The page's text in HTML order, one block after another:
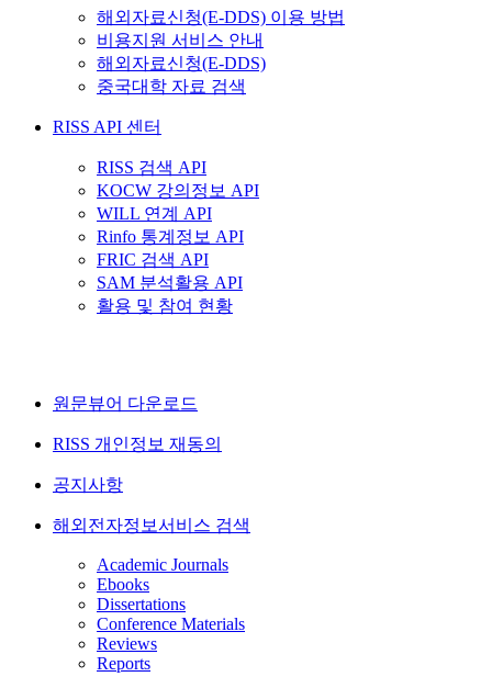
해외자료신청(E-DDS) 이용 방법
비용지원 서비스 안내
해외자료신청(E-DDS)
중국대학 자료 검색
RISS API 센터
RISS 검색 API
KOCW 강의정보 API
WILL 연계 API
Rinfo 통계정보 API
FRIC 검색 API
SAM 분석활용 API
활용 및 참여 현황
원문뷰어 다운로드
RISS 개인정보 재동의
공지사항
해외전자정보서비스 검색
Academic Journals
Ebooks
Dissertations
Conference Materials
Reviews
Reports